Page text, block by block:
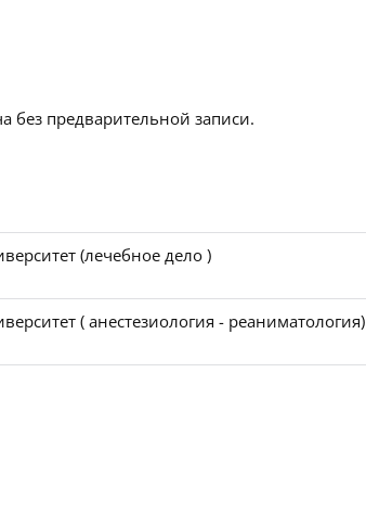
без предварительной записи.
(лечебное дело )
( анестезиология - реаниматология)